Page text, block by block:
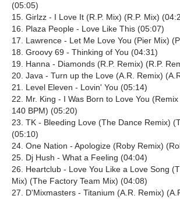
(05:05)
15. Girlzz - I Love It (R.P. Mix) (R.P. Mix)
16. Plaza People - Love Like This (05:07)
17. Lawrence - Let Me Love You (Pier Mix)
18. Groovy 69 - Thinking of You (04:31)
19. Hanna - Diamonds (R.P. Remix) (R.P.
20. Java - Turn up the Love (A.R. Remix)
21. Level Eleven - Lovin' You (05:14)
22. Mr. King - I Was Born to Love You
140 BPM) (05:20)
23. TK - Bleeding Love (The Dance Remix)
(05:10)
24. One Nation - Apologize (Roby Remix)
25. Dj Hush - What a Feeling (04:04)
26. Heartclub - Love You Like a Love Song
Mix) (The Factory Team Mix) (04:08)
27. D'Mixmasters - Titanium (A.R. Remix)